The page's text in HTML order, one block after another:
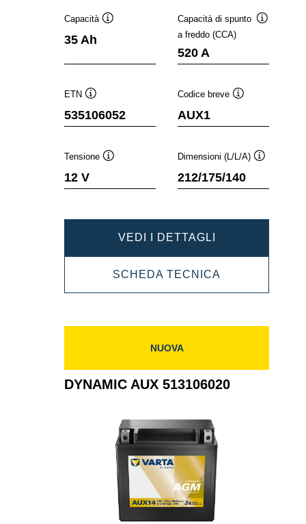
Capacità
35 Ah
Capacità di spunto
a freddo (CCA)
520 A
ETN
comando
535106052
Codice breve
AUX1
Tensione
12 V
Dimensioni (L/L/A)
212/175/140
VEDI I DETTAGLI
AUX
535106052
SCHEDA TECNICA
AUX
NUOVA
DYNAMIC AUX 513106020